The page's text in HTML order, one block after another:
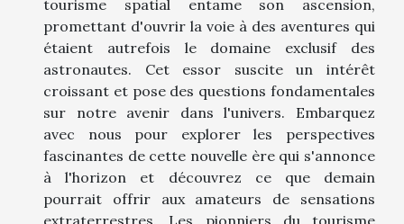
tourisme spatial entame son ascension,
promettant d'ouvrir la voie à des aventures qui
étaient autrefois le domaine exclusif des
astronautes. Cet essor suscite un intérêt
croissant et pose des questions fondamentales
sur notre avenir dans l'univers. Embarquez
avec nous pour explorer les perspectives
fascinantes de cette nouvelle ère qui s'annonce
à l'horizon et découvrez ce que demain
pourrait offrir aux amateurs de sensations
extraterrestres. Les pionniers du tourisme